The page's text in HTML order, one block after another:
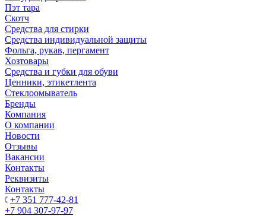
Пэт тара
Скотч
Средства для стирки
Средства индивидуальной защиты
Фольга, рукав, пергамент
Хозтовары
Средства и губки для обуви
Ценники, этикетлента
Стеклоомыватель
Бренды
Компания
О компании
Новости
Отзывы
Вакансии
Контакты
Реквизиты
Контакты
+7 351 777-42-81
+7 904 307-97-97